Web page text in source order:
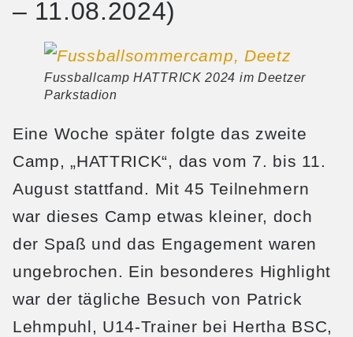
– 11.08.2024)
Fussballcamp HATTRICK 2024 im Deetzer
Parkstadion
Eine Woche später folgte das zweite
Camp, „HATTRICK“, das vom 7. bis 11.
August stattfand. Mit 45 Teilnehmern
war dieses Camp etwas kleiner, doch
der Spaß und das Engagement waren
ungebrochen. Ein besonderes Highlight
war der tägliche Besuch von Patrick
Lehmpuhl, U14-Trainer bei Hertha BSC,